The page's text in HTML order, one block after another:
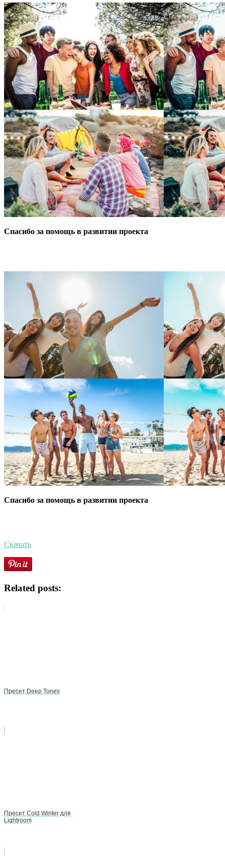
Спасибо за помощь в развитии проекта
Спасибо за помощь в развитии проекта
Скачать
Related posts:
Пресет Deep Tones
Пресет Cold Winter для
Lightroom